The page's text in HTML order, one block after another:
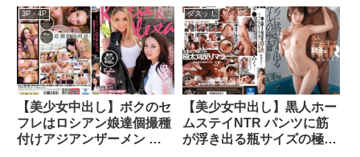
私…。～みお編～ 藤子み
お
ハメ撮りやってみた。
3P・4P
【美少女中出し】ボクのセ
フレはロシアン娘達個撮種
付けアジアンザーメン カ
ダスッ！
【美少女中出し】黒人ホー
ムステイNTR パンツに筋
が浮き出る瓶サイズの極太